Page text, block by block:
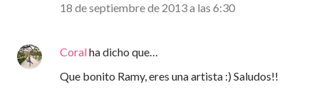
18 de septiembre de 2013 a las 6:30
Coralha dicho que…
Que bonito Ramy, eres una artista :) Saludos!!